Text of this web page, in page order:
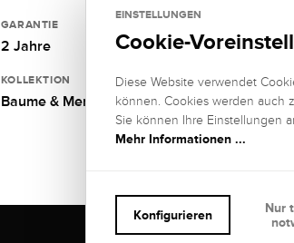
GARANTIE
2 Jahre
KOLLEKTION
Baume & Mercier Riviera
EINSTELLUNGEN
Cookie-
Diese Website verwendet
können. Cookies werden auch
Sie können Ihre Einstellungen
Mehr Informationen ...
Konfigurieren
Nur